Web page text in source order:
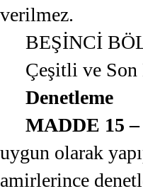
verilmez.
BEŞİNCİ
Çeşitli ve
Denetleme
MADDE 15 –
uygun olarak
amirlerince